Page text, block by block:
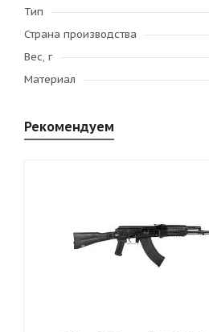
Тип
Страна производства
Вес, г
Материал
Рекомендуем